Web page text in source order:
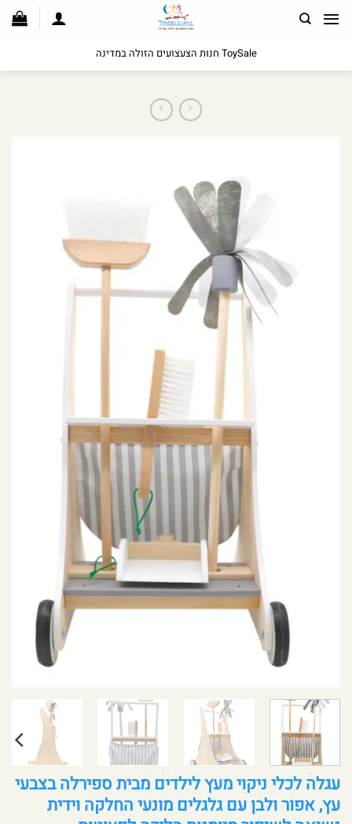
לתוכן
ToySale חנות הצעצועים הזולה במדינה
עגלה לכלי ניקוי מעץ לילדים מבית ספירלה בצבעי
עץ, אפור ולבן עם גלגלים מונעי החלקה וידית